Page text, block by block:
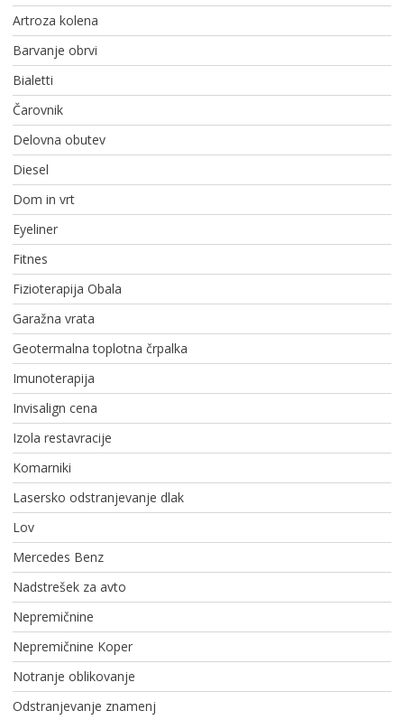
Artroza kolena
Barvanje obrvi
Bialetti
Čarovnik
Delovna obutev
Diesel
Dom in vrt
Eyeliner
Fitnes
Fizioterapija Obala
Garažna vrata
Geotermalna toplotna črpalka
Imunoterapija
Invisalign cena
Izola restavracije
Komarniki
Lasersko odstranjevanje dlak
Lov
Mercedes Benz
Nadstrešek za avto
Nepremičnine
Nepremičnine Koper
Notranje oblikovanje
Odstranjevanje znamenj